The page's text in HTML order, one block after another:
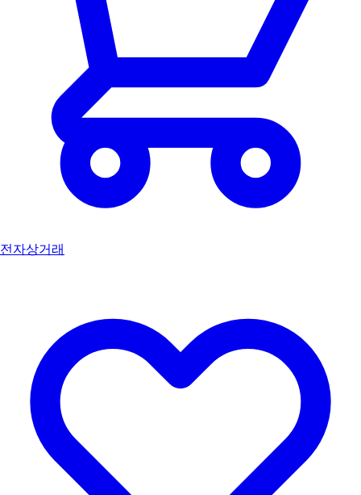
전자상거래